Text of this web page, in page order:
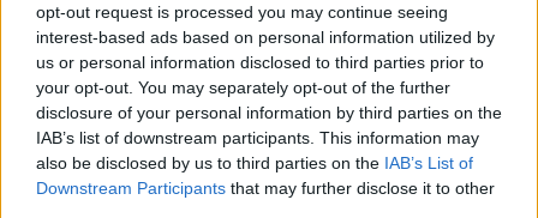
opt-out request is processed you may continue seeing
interest-based ads based on personal information utilized by
us or personal information disclosed to third parties prior to
your opt-out. You may separately opt-out of the further
disclosure of your personal information by third parties on the
IAB’s list of downstream participants. This information may
also be disclosed by us to third parties on the IAB’s List of
Downstream Participants that may further disclose it to other